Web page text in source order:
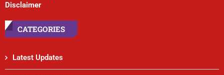
Disclaimer
CATEGORIES
Latest Updates